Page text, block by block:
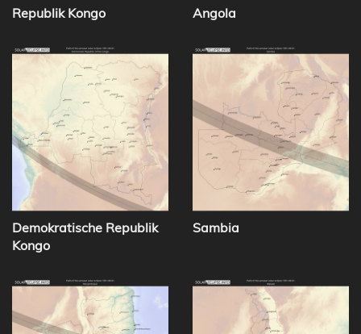
Republik Kongo Angola
Demokratische Republik
Kongo
Sambia